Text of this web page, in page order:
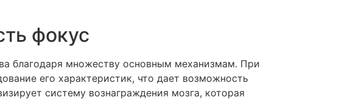
фокус
благодаря множеству основным механизмам. При
его характеристик, что дает возможность
систему вознаграждения мозга, которая